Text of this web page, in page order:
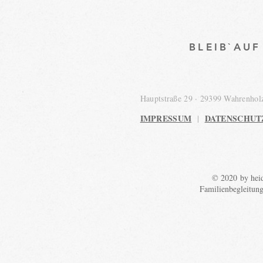
Hauptstraße 29 · 29399
IMPRESSUM |
© 2020 by